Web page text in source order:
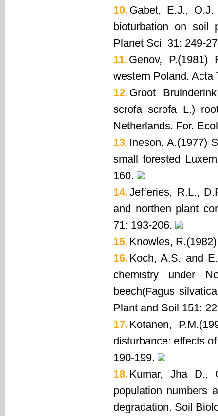
10. Gabet, E.J.,
bioturbation on soil
Planet Sci. 31: 249-
11. Genov,
western Poland. Acta
12. Groot
scrofa scrofa L.)
Netherlands. For.
13. Ineson, A.(1977)
small forested
160.
14.Jefferies, R.L.,
and northen plant
71: 193-206.
15. Knowles,
16. Koch, A.S. and
chemistry under
beech(Fagus
Plant and Soil 151:
17. Kotanen,
disturbance: effects
190-199.
18. Kumar, Jha D.,
population numbers
degradation. Soil